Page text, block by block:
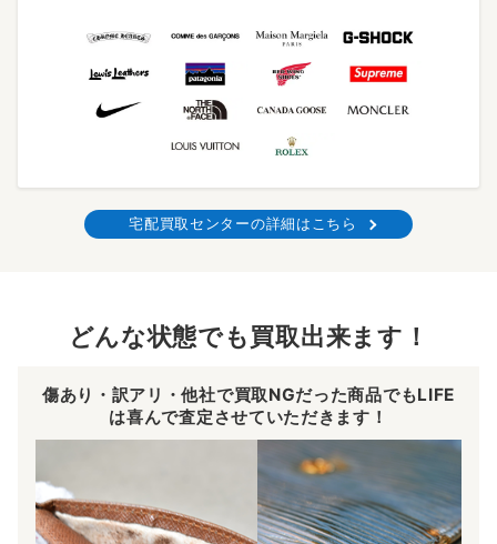
宅配買取センターの詳細はこちら
どんな状態でも買取出来ます！
傷あり・訳アリ・他社で買取NGだった商品でもLIFE
は喜んで査定させていただきます！